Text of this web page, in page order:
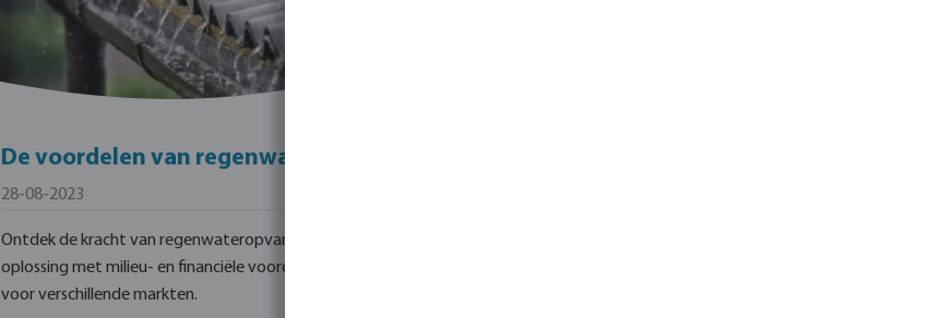
De voordelen van regenwateropvang
28-08-2023
Ontdek de kracht van regenwateropvang als duurzame
oplossing met milieu- en financiële voordelen, geschikt
voor verschillende markten.